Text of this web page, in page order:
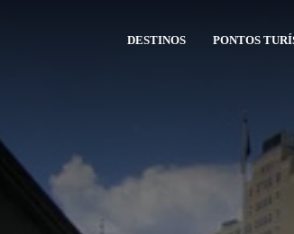
DESTINOS PONTOS